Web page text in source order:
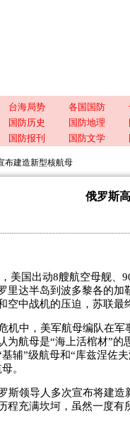
台海局势 各国国防
国防历史 国防地理
国防报刊 国防文学
布建造新型核航母
俄罗斯
美国出动8艘航空母舰、
里达半岛到波多黎各的
空中战机的压迫，苏联
机中，美军航母编队在军
为航母是“海上活棺材”的
辅”级航母和“库兹涅佐
。
斯领导人多次宣布将建造
程充满坎坷，虽然一度